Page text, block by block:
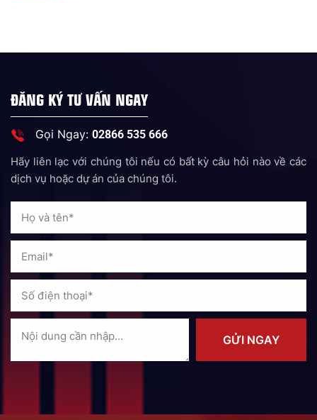
ĐĂNG KÝ TƯ VẤN NGAY
Gọi Ngay: 02866 535 666
Hãy liên lạc với chúng tôi nếu có bất kỳ câu hỏi nào về các
dịch vụ hoặc dự án của chúng tôi.
GỬI NGAY